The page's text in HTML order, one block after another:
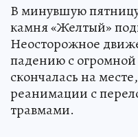
В минувшую
камня «Желтый»
Неосторожное
падению с
скончалась на
реанимации с
травмами.